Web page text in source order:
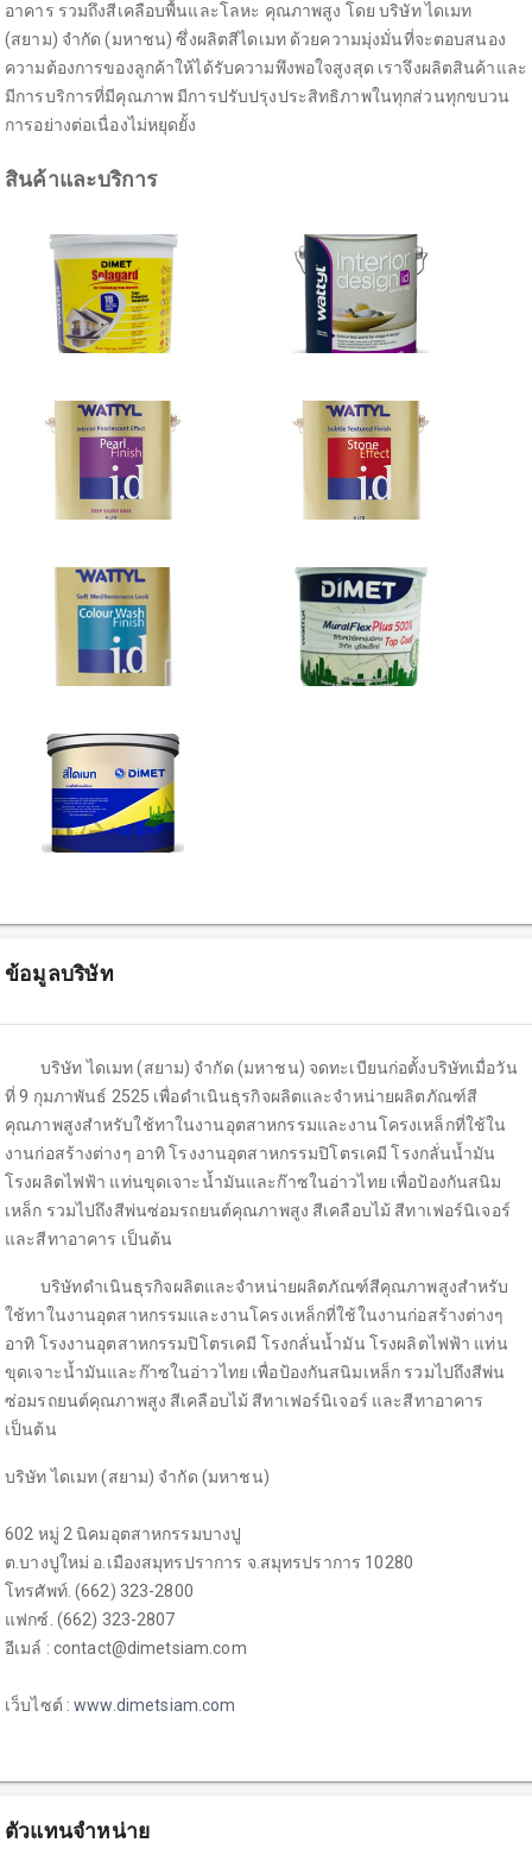
อาคาร รวมถึงสีเคลือบพื้นและโลหะ คุณภาพสูง โดย บริษัท ไดเมท
(สยาม) จำกัด (มหาชน) ซึ่งผลิตสีไดเมท ด้วยความมุ่งมั่นที่จะตอบสนอง
ความต้องการของลูกค้าให้ได้รับความพึงพอใจสูงสุด เราจึงผลิตสินค้าและ
มีการบริการที่มีคุณภาพ มีการปรับปรุงประสิทธิภาพในทุกส่วนทุกขบวน
การอย่างต่อเนื่องไม่หยุดยั้ง
สินค้าและบริการ
ข้อมูลบริษัท
บริษัท ไดเมท (สยาม) จำกัด (มหาชน) จดทะเบียนก่อตั้งบริษัทเมื่อวัน
ที่ 9 กุมภาพันธ์ 2525 เพื่อดำเนินธุรกิจผลิตและจำหน่ายผลิตภัณฑ์สี
คุณภาพสูงสำหรับใช้ทาในงานอุตสาหกรรมและงานโครงเหล็กที่ใช้ใน
งานก่อสร้างต่างๆ อาทิ โรงงานอุตสาหกรรมปิโตรเคมี โรงกลั่นน้ำมัน
โรงผลิตไฟฟ้า แท่นขุดเจาะน้ำมันและก๊าซในอ่าวไทย เพื่อป้องกันสนิม
เหล็ก รวมไปถึงสีพ่นซ่อมรถยนต์คุณภาพสูง สีเคลือบไม้ สีทาเฟอร์นิเจอร์
และสีทาอาคาร เป็นต้น
บริษัทดำเนินธุรกิจผลิตและจำหน่ายผลิตภัณฑ์สีคุณภาพสูงสำหรับ
ใช้ทาในงานอุตสาหกรรมและงานโครงเหล็กที่ใช้ในงานก่อสร้างต่างๆ
อาทิ โรงงานอุตสาหกรรมปิโตรเคมี โรงกลั่นน้ำมัน โรงผลิตไฟฟ้า แท่น
ขุดเจาะน้ำมันและก๊าซในอ่าวไทย เพื่อป้องกันสนิมเหล็ก รวมไปถึงสีพ่น
ซ่อมรถยนต์คุณภาพสูง สีเคลือบไม้ สีทาเฟอร์นิเจอร์ และสีทาอาคาร
เป็นต้น
บริษัท ไดเมท (สยาม) จำกัด (มหาชน)
602 หมู่ 2 นิคมอุตสาหกรรมบางปู
ต.บางปูใหม่ อ.เมืองสมุทรปราการ จ.สมุทรปราการ 10280
โทรศัพท์. (662) 323-2800
แฟกซ์. (662) 323-2807
อีเมล์ : contact@dimetsiam.com
เว็บไซต์ :www.dimetsiam.com
ตัวแทนจำหน่าย